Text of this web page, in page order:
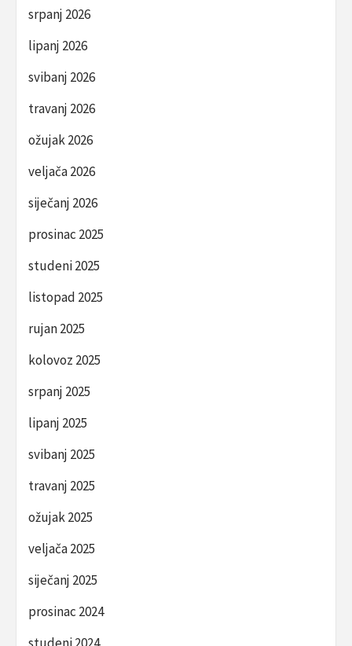
srpanj 2026
lipanj 2026
svibanj 2026
travanj 2026
ožujak 2026
veljača 2026
siječanj 2026
prosinac 2025
studeni 2025
listopad 2025
rujan 2025
kolovoz 2025
srpanj 2025
lipanj 2025
svibanj 2025
travanj 2025
ožujak 2025
veljača 2025
siječanj 2025
prosinac 2024